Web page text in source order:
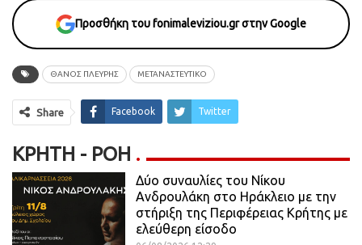
Προσθήκη του fonimaleviziou.gr στην Google
ΘΑΝΟΣ ΠΛΕΥΡΗΣ ΜΕΤΑΝΑΣΤΕΥΤΙΚΟ
Share Facebook Twitter
ΚΡΉΤΗ - ΡΟΗ
Δύο συναυλίες του Νίκου
Ανδρουλάκη στο Ηράκλειο με την
στήριξη της Περιφέρειας Κρήτης με
ελεύθερη είσοδο